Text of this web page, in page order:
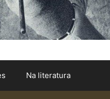
Na literatura